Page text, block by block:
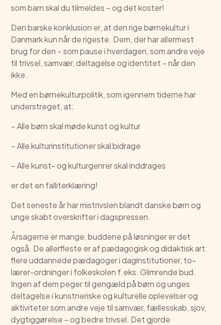
som barn skal du tilmeldes – og det koster!
Den barske konklusion er, at den rige børnekultur i
Danmark kun når de rigeste. Dem, der har allermest
brug for den – som pause i hverdagen, som andre veje
til trivsel, samvær, deltagelse og identitet – når den
ikke.
Med en børnekulturpolitik, som igennem tiderne har
understreget, at:
– Alle børn skal møde kunst og kultur
– Alle kulturinstitutioner skal bidrage
– Alle kunst- og kulturgenrer skal inddrages
er det en falliterklæring!
Det seneste år har mistrivslen blandt danske børn og
unge skabt overskrifter i dagspressen.
Årsagerne er mange, buddene på løsninger er det
også. De allerfleste er af pædagogisk og didaktisk art:
flere uddannede pædagoger i daginstitutioner, to-
lærer-ordninger i folkeskolen f.eks. Glimrende bud.
Ingen af dem peger til gengæld på børn og unges
deltagelse i kunstneriske og kulturelle oplevelser og
aktiviteter som andre veje til samvær, fællesskab, sjov,
dygtiggørelse – og bedre trivsel. Det gjorde